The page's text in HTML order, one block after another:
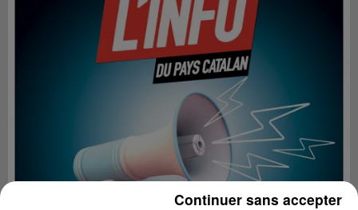
Continuer sans accepter